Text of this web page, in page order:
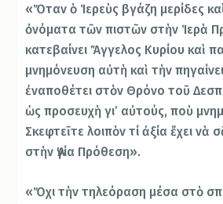
«Ὅταν ὁ Ἱερεὺς βγάζη μερίδες
ὀνόματα τῶν πιστῶν στὴν Ἱερὰ
κατεβαίνει Ἄγγελος Κυρίου καὶ
μνημόνευση αὐτὴ καὶ τὴν
ἐναποθέτει στὸν Θρόνο τοῦ
ὡς προσευχὴ γι’ αὐτούς, ποὺ
Σκεφτεῖτε λοιπὸν τί ἀξία ἔχει νὰ
στὴν Ἁγία Πρόθεση».
«Ὄχι τὴν τηλεόραση μέσα στὸ